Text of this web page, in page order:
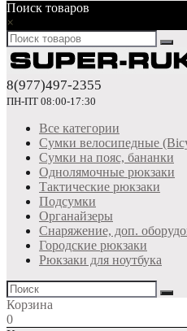
Поиск товаров
×
8(977)497-2355
ПН-ПТ 08:00-17:30
Все категории
Сумки велосипедные
Сумки на пояс, бананки
Однолямочные рюкзаки
Тактические рюкзаки
Подсумки
Органайзеры
Снаряжение, доп.
Городские рюкзаки
Рюкзаки для ноутбука
Корзина
0